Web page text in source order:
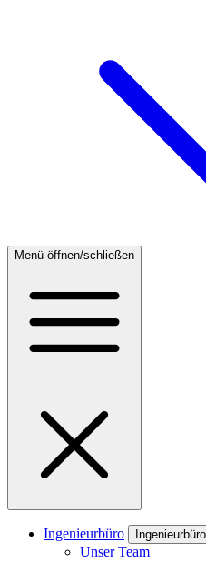
Menü öffnen/schließen
Ingenieurbüro
Unser Team